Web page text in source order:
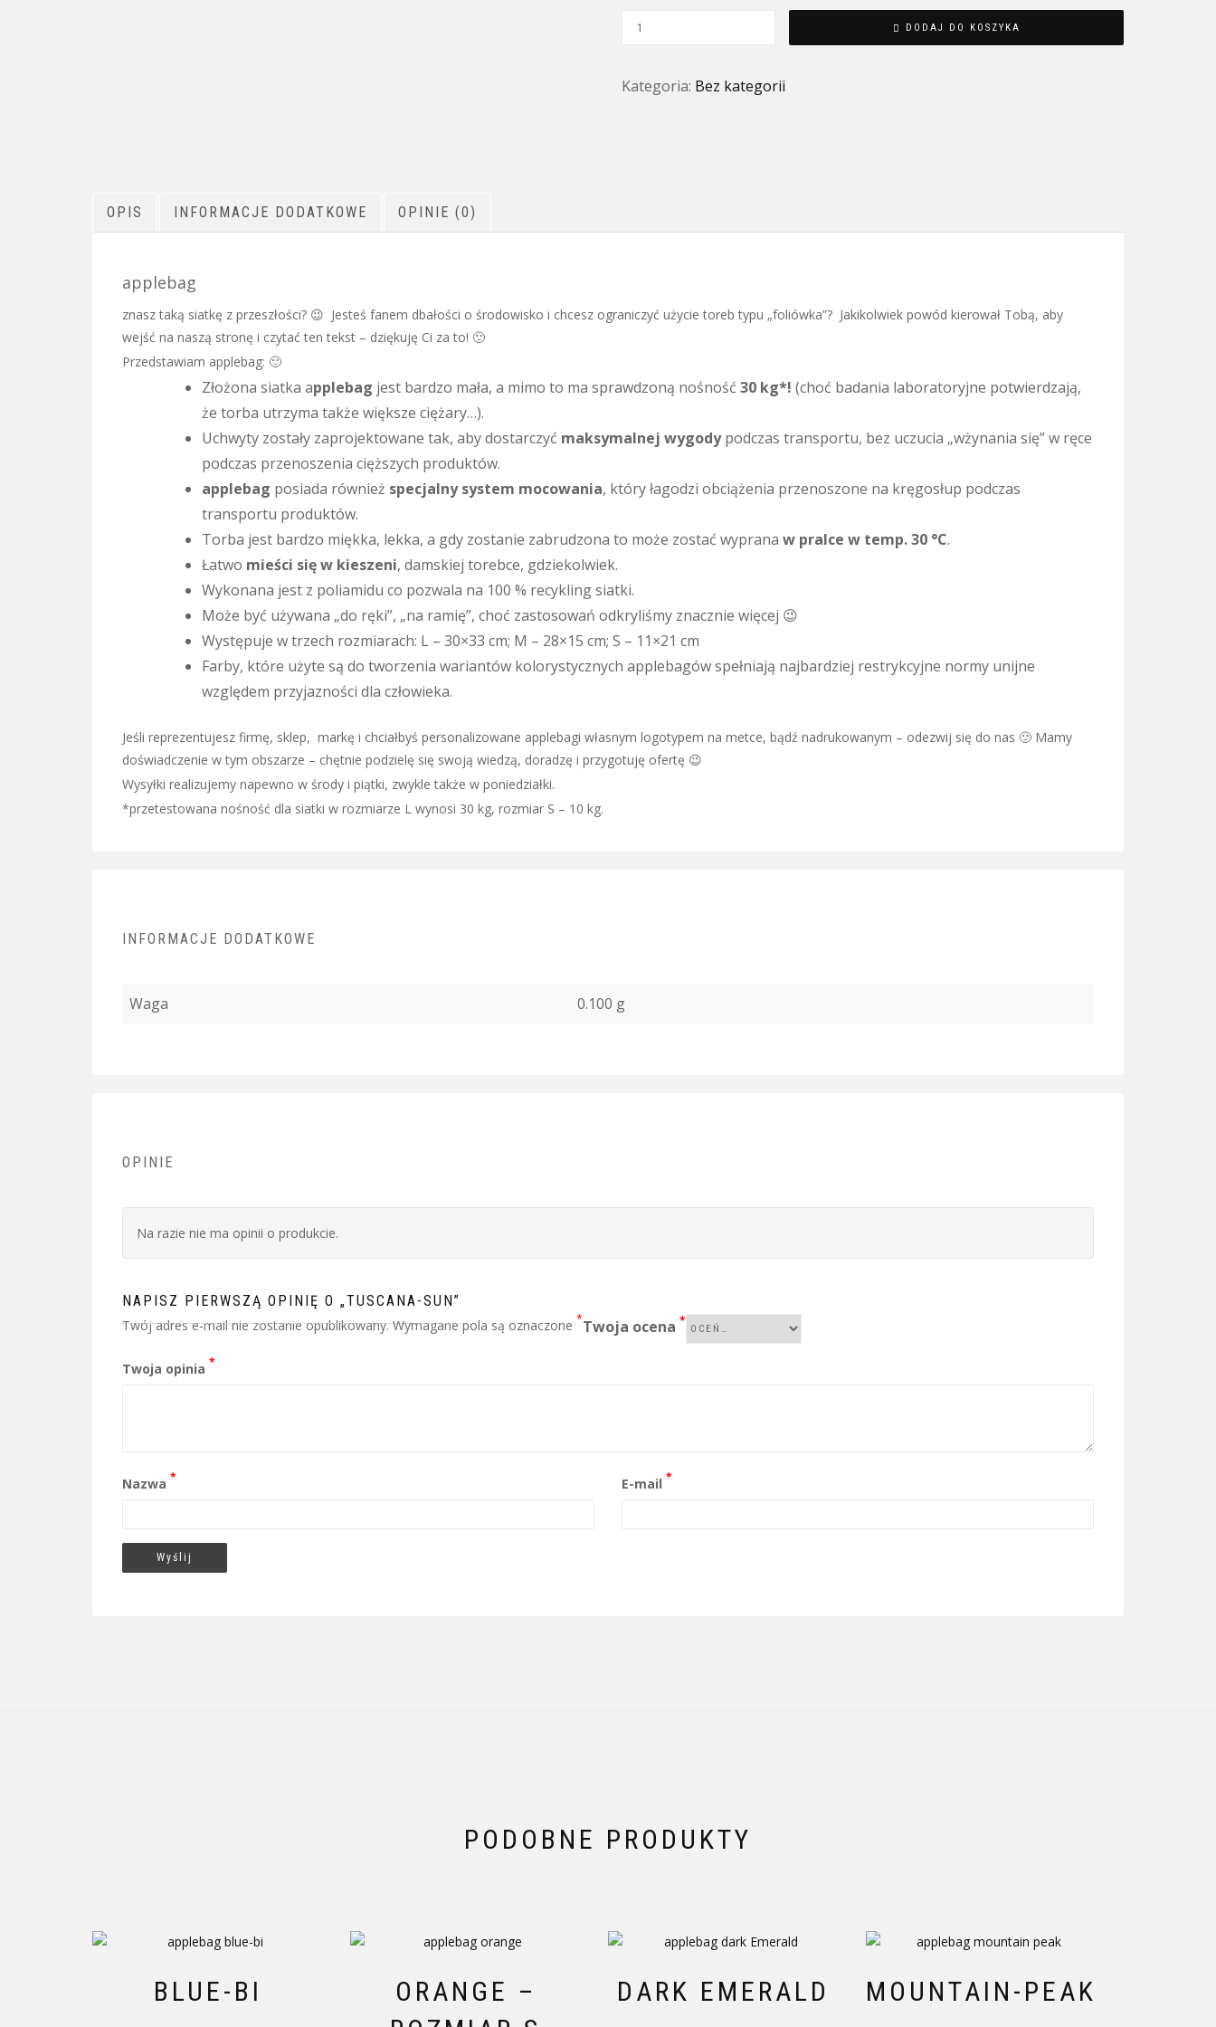
ilość
DODAJ DO KOSZYKA
Kategoria: Bez kategorii
OPIS INFORMACJE DODATKOWE OPINIE (0)
applebag
znasz taką siatkę z przeszłości? 😉 Jesteś fanem dbałości o środowisko i chcesz ograniczyć użycie toreb typu „foliówka”? Jakikolwiek powód kierował Tobą, aby
wejść na naszą stronę i czytać ten tekst – dziękuję Ci za to! 🙂
Przedstawiam applebag: 🙂
Złożona siatka applebag jest bardzo mała, a mimo to ma sprawdzoną nośność 30 kg*! (choć badania laboratoryjne potwierdzają,
że torba utrzyma także większe ciężary…).
Uchwyty zostały zaprojektowane tak, aby dostarczyć maksymalnej wygodypodczas transportu, bez uczucia „wżynania się” w ręce
podczas przenoszenia cięższych produktów.
applebag posiada również specjalny system mocowania, który łagodzi obciążenia przenoszone na kręgosłup podczas
transportu produktów.
Torba jest bardzo miękka, lekka, a gdy zostanie zabrudzona to może zostać wyprana w pralce w temp. 30 °C.
Łatwo mieści się w kieszeni, damskiej torebce, gdziekolwiek.
Wykonana jest z poliamidu co pozwala na 100 % recykling siatki.
Może być używana „do ręki”, „na ramię”, choć zastosowań odkryliśmy znacznie więcej 😉
Występuje w trzech rozmiarach: L – 30×33 cm; M – 28×15 cm; S – 11×21 cm
Farby, które użyte są do tworzenia wariantów kolorystycznych applebagów spełniają najbardziej restrykcyjne normy unijne
względem przyjazności dla człowieka.
Jeśli reprezentujesz firmę, sklep, markę i chciałbyś personalizowane applebagi własnym logotypem na metce, bądź nadrukowanym – odezwij się do nas 🙂 Mamy
doświadczenie w tym obszarze – chętnie podzielę się swoją wiedzą, doradzę i przygotuję ofertę 😉
Wysyłki realizujemy napewno w środy i piątki, zwykle także w poniedziałki.
*przetestowana nośność dla siatki w rozmiarze L wynosi 30 kg, rozmiar S – 10 kg.
INFORMACJE DODATKOWE
Waga 0.100 g
OPINIE
Na razie nie ma opinii o produkcie.
NAPISZ PIERWSZĄ OPINIĘ O „TUSCANA-SUN”
Twój adres e-mail nie zostanie opublikowany. Wymagane pola są oznaczone *Twoja ocena *
Twoja opinia *
Nazwa * E-mail *
PODOBNE PRODUKTY
BLUE-BI
ORANGE –
DARK EMERALD MOUNTAIN-PEAK